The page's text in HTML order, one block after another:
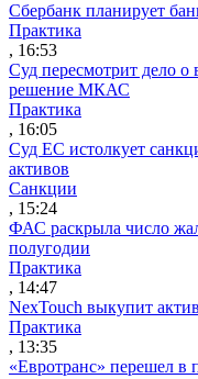
Сбербанк планирует
Практика
, 16:53
Суд пересмотрит дело о
решение МКАС
Практика
, 16:05
Суд ЕС истолкует
активов
Санкции
, 15:24
ФАС раскрыла число
полугодии
Практика
, 14:47
NexTouch выкупит
Практика
, 13:35
«Евротранс» перешел в